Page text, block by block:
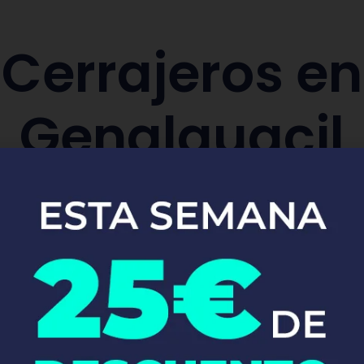
Cerrajeros en
Genalguacil
y sustitución de cerraduras de
Pide tu presupuesto ya